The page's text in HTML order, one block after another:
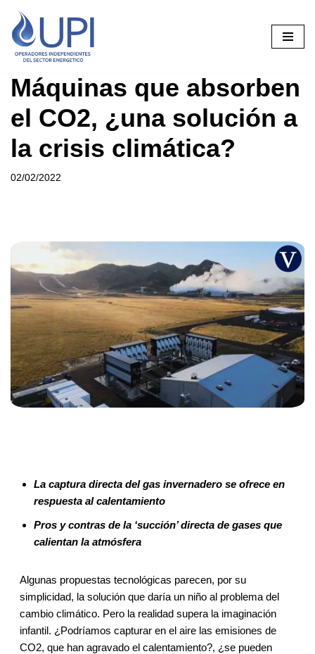
Saltar
al
Máquinas que absorben
el CO2, ¿una solución a
la crisis climática?
02/02/2022
La captura directa del gas invernadero se ofrece en
respuesta al calentamiento
Pros y contras de la ‘succión’ directa de gases que
calientan la atmósfera
Algunas propuestas tecnológicas parecen, por su
simplicidad, la solución que daría un niño al problema del
cambio climático. Pero la realidad supera la imaginación
infantil. ¿Podríamos capturar en el aire las emisiones de
CO2, que han agravado el calentamiento?, ¿se pueden